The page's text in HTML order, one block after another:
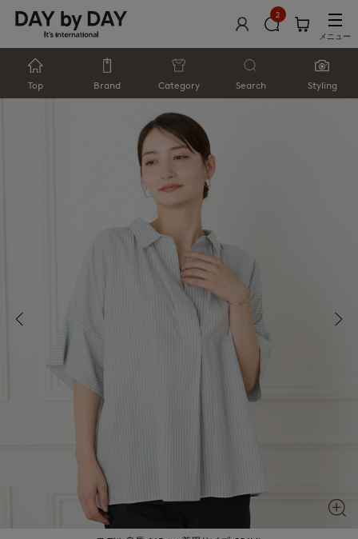
2
メニュー
Top Brand Category Search Styling